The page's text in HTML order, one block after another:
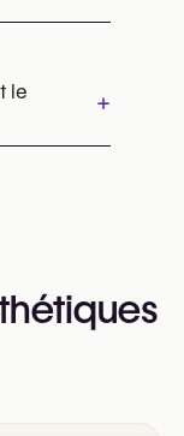
site web
le
+